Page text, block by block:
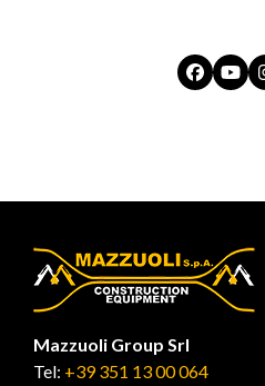
Mazzuoli Group Srl
Tel: +39 351 13 00 064